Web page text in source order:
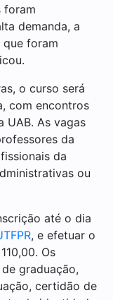
foram
demanda, a
que foram
o curso será
com encontros
UAB. As vagas
da
da
ou
até o dia
, e efetuar o
Os
graduação,
certidão de